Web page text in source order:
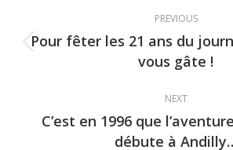
navigation
PREVIOUS
Previous
post:
Pour fêter les 21 ans du
vous gâte !
NEXT
Next
C’est en 1996 que
débute à